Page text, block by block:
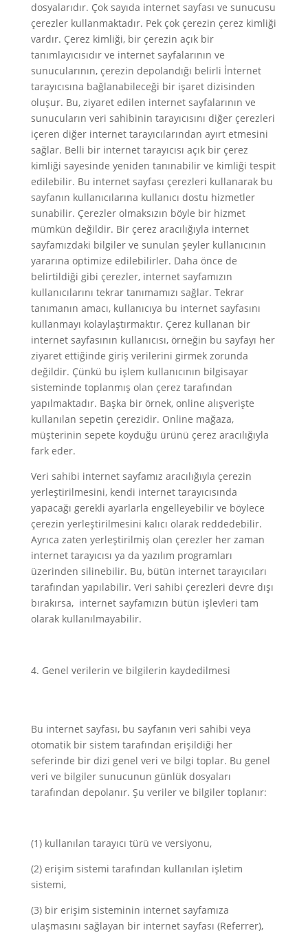
dosyalarıdır. Çok sayıda internet sayfası ve sunucusu
çerezler kullanmaktadır. Pek çok çerezin çerez kimliği
vardır. Çerez kimliği, bir çerezin açık bir
tanımlayıcısıdır ve internet sayfalarının ve
sunucularının, çerezin depolandığı belirli İnternet
tarayıcısına bağlanabileceği bir işaret dizisinden
oluşur. Bu, ziyaret edilen internet sayfalarının ve
sunucuların veri sahibinin tarayıcısını diğer çerezleri
içeren diğer internet tarayıcılarından ayırt etmesini
sağlar. Belli bir internet tarayıcısı açık bir çerez
kimliği sayesinde yeniden tanınabilir ve kimliği tespit
edilebilir. Bu internet sayfası çerezleri kullanarak bu
sayfanın kullanıcılarına kullanıcı dostu hizmetler
sunabilir. Çerezler olmaksızın böyle bir hizmet
mümkün değildir. Bir çerez aracılığıyla internet
sayfamızdaki bilgiler ve sunulan şeyler kullanıcının
yararına optimize edilebilirler. Daha önce de
belirtildiği gibi çerezler, internet sayfamızın
kullanıcılarını tekrar tanımamızı sağlar. Tekrar
tanımanın amacı, kullanıcıya bu internet sayfasını
kullanmayı kolaylaştırmaktır. Çerez kullanan bir
internet sayfasının kullanıcısı, örneğin bu sayfayı her
ziyaret ettiğinde giriş verilerini girmek zorunda
değildir. Çünkü bu işlem kullanıcının bilgisayar
sisteminde toplanmış olan çerez tarafından
yapılmaktadır. Başka bir örnek, online alışverişte
kullanılan sepetin çerezidir. Online mağaza,
müşterinin sepete koyduğu ürünü çerez aracılığıyla
fark eder.
Veri sahibi internet sayfamız aracılığıyla çerezin
yerleştirilmesini, kendi internet tarayıcısında
yapacağı gerekli ayarlarla engelleyebilir ve böylece
çerezin yerleştirilmesini kalıcı olarak reddedebilir.
Ayrıca zaten yerleştirilmiş olan çerezler her zaman
internet tarayıcısı ya da yazılım programları
üzerinden silinebilir. Bu, bütün internet tarayıcıları
tarafından yapılabilir. Veri sahibi çerezleri devre dışı
bırakırsa, internet sayfamızın bütün işlevleri tam
olarak kullanılmayabilir.
Genel verilerin ve bilgilerin kaydedilmesi
Bu internet sayfası, bu sayfanın veri sahibi veya
otomatik bir sistem tarafından erişildiği her
seferinde bir dizi genel veri ve bilgi toplar. Bu genel
veri ve bilgiler sunucunun günlük dosyaları
tarafından depolanır. Şu veriler ve bilgiler toplanır:
(1) kullanılan tarayıcı türü ve versiyonu,
(2) erişim sistemi tarafından kullanılan işletim
sistemi,
(3) bir erişim sisteminin internet sayfamıza
ulaşmasını sağlayan bir internet sayfası (Referrer),